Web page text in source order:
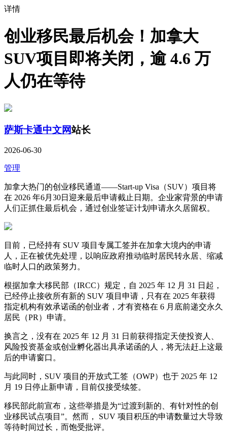
详情
创业移民最后机会！加拿大
SUV项目即将关闭，逾 4.6 万
人仍在等待
萨斯卡通中文网站长
2026-06-30
管理
加拿大热门的创业移民通道——Start-up Visa（SUV）项目将
在 2026 年6月30日迎来最后申请截止日期。企业家背景的申请
人们正抓住最后机会，通过创业签证计划申请永久居留权。
目前，已经持有 SUV 项目专属工签并在加拿大境内的申请
人，正在被优先处理，以响应政府推动临时居民转永居、缩减
临时人口的政策努力。
根据加拿大移民部（IRCC）规定，自 2025 年 12 月 31 日起，
已经停止接收所有新的 SUV 项目申请，只有在 2025 年获得
指定机构有效承诺函的创业者，才有资格在 6 月底前递交永久
居民（PR）申请。
换言之，没有在 2025 年 12 月 31 日前获得指定天使投资人、
风险投资基金或创业孵化器出具承诺函的人，将无法赶上这最
后的申请窗口。
与此同时，SUV 项目的开放式工签（OWP）也于 2025 年 12
月 19 日停止新申请，目前仅接受续签。
移民部此前宣布，这些举措是为“过渡到新的、有针对性的创
业移民试点项目”。然而， SUV 项目积压的申请数量过大导致
等待时间过长，而饱受批评。